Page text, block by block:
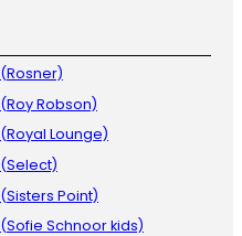
(Rosner)
(Roy Robson)
(Royal Lounge)
(Select)
(Sisters Point)
(Sofie Schnoor kids)